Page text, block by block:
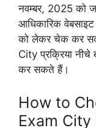
नवम्बर, 2025 को
आधिकारिक
को लेकर चेक कर
City प्रक्रिया
कर सकते हैं।
How to
Exam